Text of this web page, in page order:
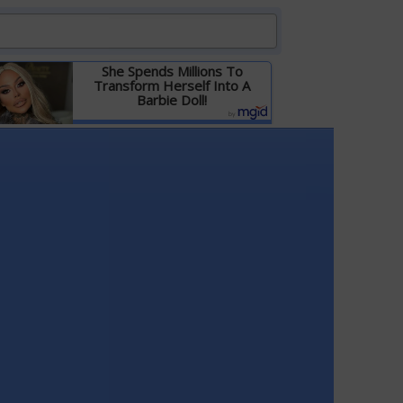
She Spends Millions To
Transform Herself Into A
Barbie Doll!
Детальніше